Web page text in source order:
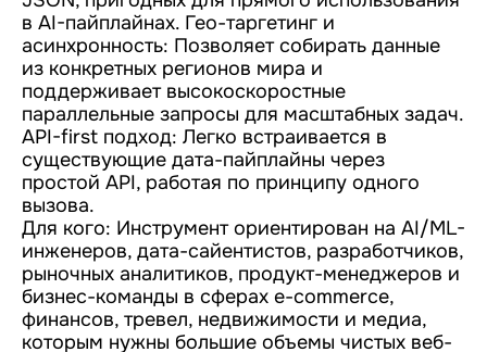
в AI-пайплайнах. Гео-таргетинг и
асинхронность: Позволяет собирать данные
из конкретных регионов мира и
поддерживает высокоскоростные
параллельные запросы для масштабных задач.
API-first подход: Легко встраивается в
существующие дата-пайплайны через
простой API, работая по принципу одного
вызова.
Для кого: Инструмент ориентирован на AI/ML-
инженеров, дата-сайентистов, разработчиков,
рыночных аналитиков, продукт-менеджеров и
бизнес-команды в сферах e-commerce,
финансов, тревел, недвижимости и медиа,
которым нужны большие объемы чистых веб-